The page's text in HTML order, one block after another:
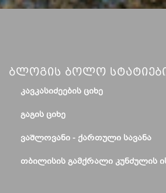
Ბლოგის Ბოლო
ᲙᲐᲕᲙᲐᲡᲘᲫᲔᲔᲑᲘᲡ ᲪᲘᲮᲔ
ᲒᲐᲒᲘᲡ ᲪᲘᲮᲔ
ᲕᲐᲨᲚᲝᲕᲐᲜᲘ - ᲥᲐᲠᲗᲣᲚᲘ ᲡᲐᲕᲐᲜᲐ
ᲗᲑᲘᲚᲘᲡᲘᲡ ᲒᲐᲛᲥᲠᲐᲚᲘ ᲙᲣᲜᲫᲣᲚᲘᲡ